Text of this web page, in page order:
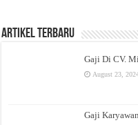
Artikel Terbaru
Gaji Di CV.
August 23,
Gaji